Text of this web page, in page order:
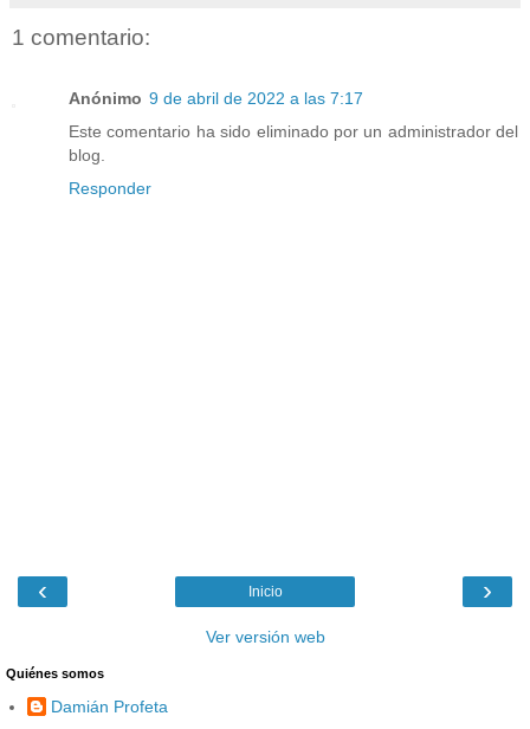
1 comentario:
Anónimo 9 de abril de 2022 a las 7:17
Este comentario ha sido eliminado por un administrador del
blog.
Responder
‹ ›
Inicio
Ver versión web
Quiénes somos
Damián Profeta